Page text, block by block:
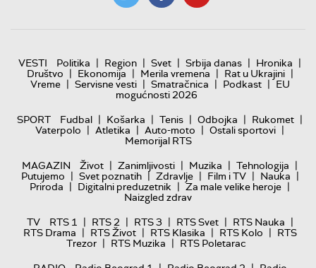
VESTI Politika | Region | Svet | Srbija danas | Hronika |
Društvo | Ekonomija | Merila vremena | Rat u Ukrajini |
Vreme | Servisne vesti | Smatračnica | Podkast | EU
mogućnosti 2026
SPORT
Fudbal | Košarka | Tenis | Odbojka | Rukomet |
Vaterpolo | Atletika | Auto-moto | Ostali sportovi |
Memorijal RTS
MAGAZIN
Život | Zanimljivosti | Muzika | Tehnologija |
Putujemo | Svet poznatih | Zdravlje | Film i TV | Nauka |
Priroda | Digitalni preduzetnik | Za male velike heroje |
Naizgled zdrav
TV
RTS 1 | RTS 2 | RTS 3 | RTS Svet | RTS Nauka |
RTS Drama | RTS Život | RTS Klasika | RTS Kolo | RTS
Trezor | RTS Muzika | RTS Poletarac